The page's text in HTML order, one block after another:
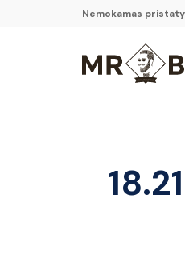
Nemokamas